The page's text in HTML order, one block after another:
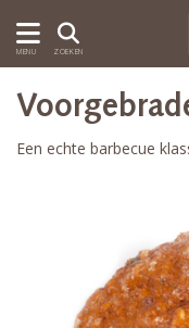
MENU ZOEKEN
Een echte barbecue